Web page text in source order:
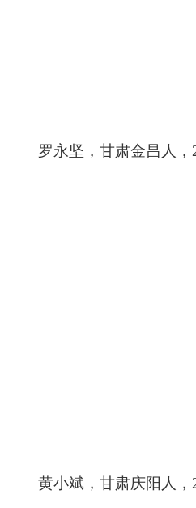
罗永坚 ， 甘肃金昌人，
黄小斌 ， 甘肃庆阳人 ，